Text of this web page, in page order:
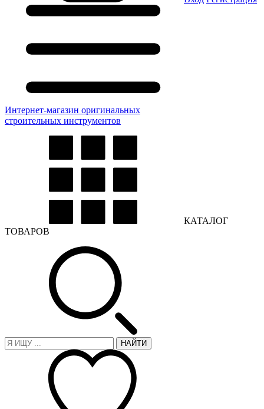
Интернет-магазин оригинальных
строительных инструментов
КАТАЛОГ
ТОВАРОВ
НАЙТИ